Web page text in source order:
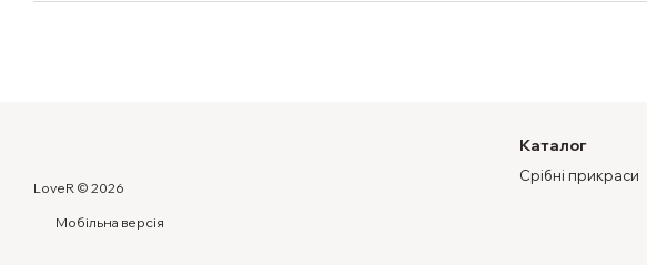
LoveR © 2026
Мобільна версія
Каталог
Срібні прикраси